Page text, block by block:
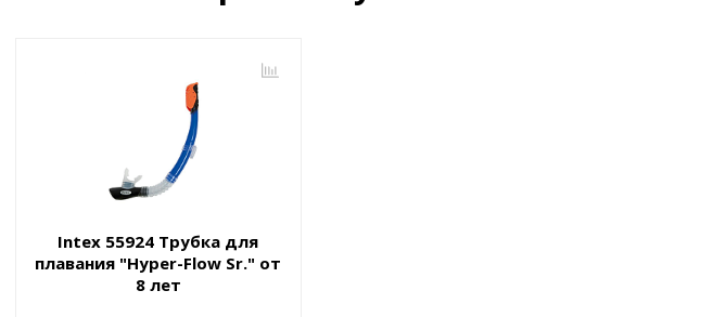
Intex 55924 Трубка для
плавания "Hyper-Flow Sr." от
8 лет